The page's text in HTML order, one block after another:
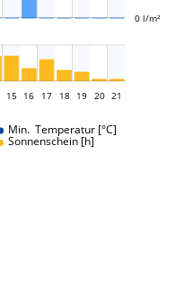
0 l/m²
15 16 17 18 19 20 21
Min. Temperatur [°C]
Sonnenschein [h]